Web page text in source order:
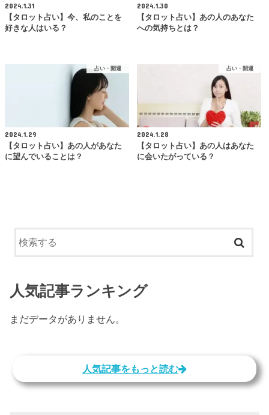
2024.1.31
【タロット占い】今、私のことを
好きな人はいる？
2024.1.30
【タロット占い】あの人のあなた
への気持ちとは？
占い・開運
2024.1.29
【タロット占い】あの人があなた
に望んでいることは？
占い・開運
2024.1.28
【タロット占い】あの人はあなた
に会いたがっている？
人気記事ランキング
まだデータがありません。
人気記事をもっと読む